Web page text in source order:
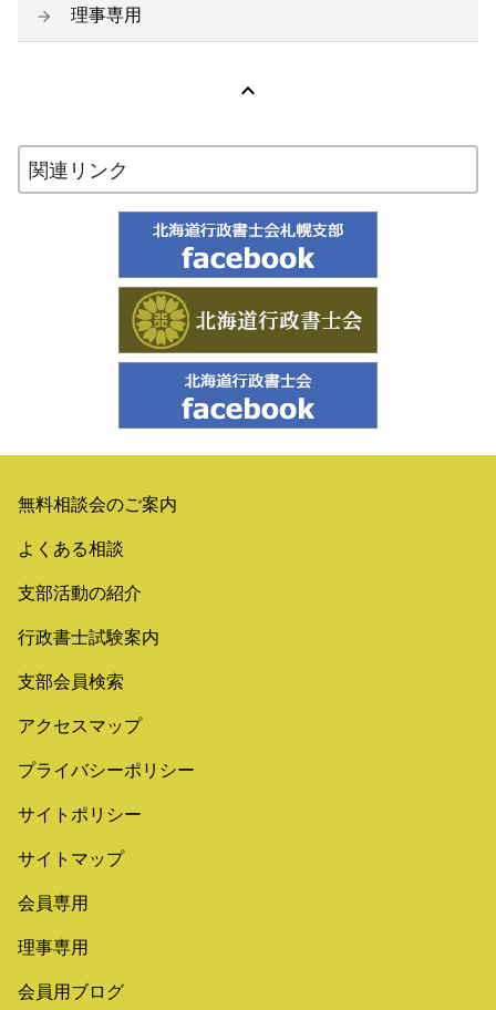
理事専用

関連リンク
無料相談会のご案内
よくある相談
支部活動の紹介
行政書士試験案内
支部会員検索
アクセスマップ
プライバシーポリシー
サイトポリシー
サイトマップ
会員専用
理事専用
会員用ブログ